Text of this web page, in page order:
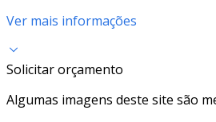
Ver mais informações
Solicitar orçamento
Algumas imagens deste site são